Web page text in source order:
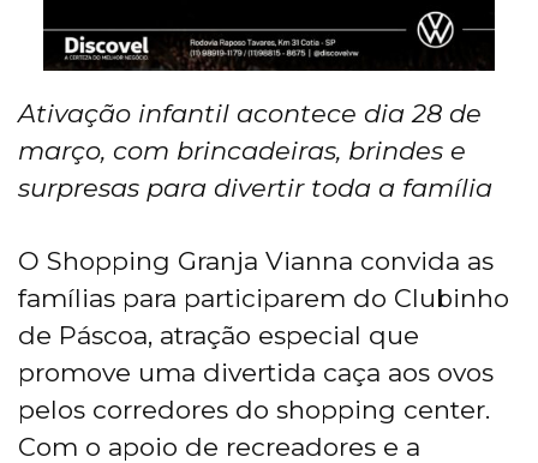
Ativação infantil acontece dia 28 de
março, com brincadeiras, brindes e
surpresas para divertir toda a família
O Shopping Granja Vianna convida as
famílias para participarem do Clubinho
de Páscoa, atração especial que
promove uma divertida caça aos ovos
pelos corredores do shopping center.
Com o apoio de recreadores e a